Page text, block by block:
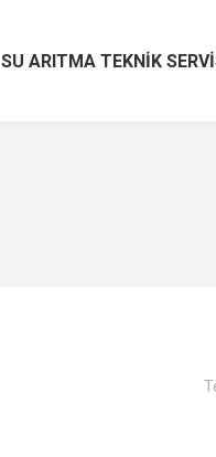
SU ARITMA TEKNIK